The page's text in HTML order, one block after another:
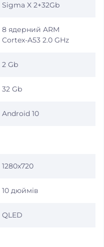
Sigma X 2+32Gb
8 ядерний ARM
Cortex-A53 2.0 GHz
2 Gb
32 Gb
Android 10
1280x720
10 дюймів
QLED